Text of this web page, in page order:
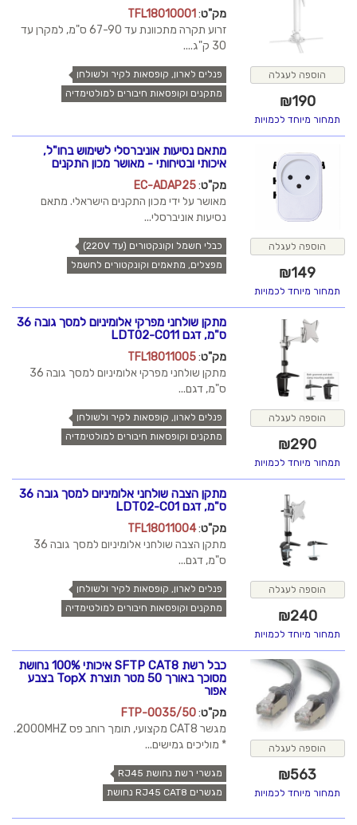
הוספה לעגלה
₪190
תמחור מיוחד לכמויות
מק"ט:
TFL18010001
זרוע תקרה מתכוונת עד 67-90 ס"מ, למקרן עד
30 ק"ג....
פנלים לארון, קופסאות לקיר ולשולחן
מתקנים וקופסאות חיבורים למולטימדיה
הוספה לעגלה
₪149
תמחור מיוחד לכמויות
מתאם נסיעות אוניברסלי לשימוש בחו"ל,
איכותי ובטיחותי - מאושר מכון התקנים
מק"ט:
EC-ADAP25
מאושר על ידי מכון התקנים הישראלי. מתאם
נסיעות אוניברסלי...
כבלי חשמל וקונקטורים (עד 220V)
מפצלים, מתאמים וקונקטורים לחשמל
הוספה לעגלה
₪290
תמחור מיוחד לכמויות
מתקן שולחני מפרקי אלומיניום למסך גובה 36
ס"מ, דגם LDT02-C011
מק"ט:
TFL18011005
מתקן שולחני מפרקי אלומיניום למסך גובה 36
ס"מ, דגם...
פנלים לארון, קופסאות לקיר ולשולחן
מתקנים וקופסאות חיבורים למולטימדיה
הוספה לעגלה
₪240
תמחור מיוחד לכמויות
מתקן הצבה שולחני אלומיניום למסך גובה 36
ס"מ, דגם LDT02-C01
מק"ט:
TFL18011004
מתקן הצבה שולחני אלומיניום למסך גובה 36
ס"מ, דגם...
פנלים לארון, קופסאות לקיר ולשולחן
מתקנים וקופסאות חיבורים למולטימדיה
הוספה לעגלה
₪563
תמחור מיוחד לכמויות
כבל רשת SFTP CAT8 איכותי 100% נחושת
מסוכך באורך 50 מטר תוצרת TopX בצבע
אפור
מק"ט:
FTP-0035/50
מגשר CAT8 מקצועי, תומך רוחב פס 2000MHZ.
* מוליכים גמישים...
מגשרי רשת נחושת RJ45
מגשרים RJ45 CAT8 נחושת